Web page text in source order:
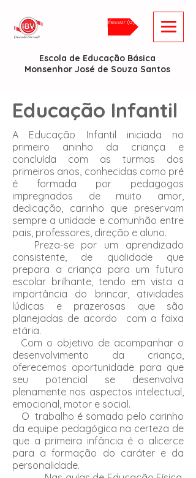
Login/aluno/professor (a)
Escola de Educação Básica
Monsenhor José de Souza Santos
Educação Infantil
A Educação Infantil iniciada no
primeiro aninho da criança e
concluída com as turmas dos
primeiros anos, conhecidas como pré
é formada por pedagogos
impregnados de muito amor,
dedicação, carinho que preservam
sempre a unidade e comunhão entre
pais, professores, direção e aluno.
Preza-se por um aprendizado
consistente, de qualidade que
prepara a criança para um futuro
escolar brilhante, tendo em vista a
importância do brincar, atividades
lúdicas e prazerosas que são
planejadas de acordo com a faixa
etária.
Com o objetivo de acompanhar o
desenvolvimento da criança,
oferecemos oportunidade para que
seu potencial se desenvolva
plenamente nos aspectos intelectual,
emocional, motor e social.
O trabalho é somado pelo carinho
da equipe pedagógica na certeza de
que a primeira infância é o alicerce
para a formação do caráter e da
personalidade.